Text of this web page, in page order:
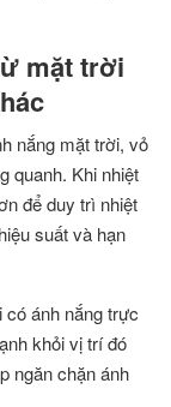
mặt trời
nắng mặt trời, vỏ
quanh. Khi nhiệt
để duy trì nhiệt
suất và hạn
ánh nắng trực
khỏi vị trí đó
ngăn chặn ánh